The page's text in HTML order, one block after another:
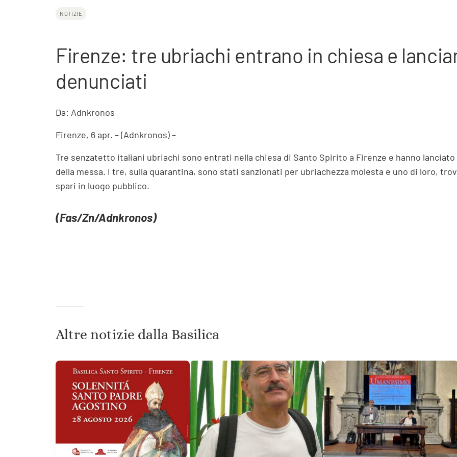
NOTIZIE
Firenze: tre ubriachi entrano in chiesa e
denunciati
Da: Adnkronos
Firenze, 6 apr. – (Adnkronos) –
Tre senzatetto italiani ubriachi sono entrati nella chiesa di Santo Spirito a Firenze e hanno
della messa. I tre, sulla quarantina, sono stati sanzionati per ubriachezza molesta e uno di loro,
spari in luogo pubblico.
(Fas/Zn/Adnkronos)
Altre notizie dalla Basilica